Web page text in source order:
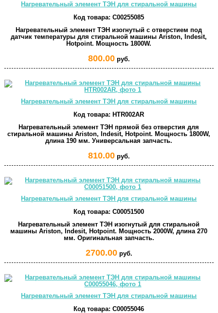
Нагревательный элемент ТЭН для стиральной машины
Код товара: C00255085
Нагревательный элемент ТЭН изогнутый с отверстием под
датчик температуры для стиральной машины Ariston, Indesit,
Hotpoint. Мощность 1800W.
800.00руб.
Нагревательный элемент ТЭН для стиральной машины
Код товара: HTR002AR
Нагревательный элемент ТЭН прямой без отверстия для
стиральной машины Ariston, Indesit, Hotpoint. Мощность 1800W,
длина 190 мм. Универсальная запчасть.
810.00руб.
Нагревательный элемент ТЭН для стиральной машины
Код товара: C00051500
Нагревательный элемент ТЭН изогнутый для стиральной
машины Ariston, Indesit, Hotpoint. Мощность 2000W, длина 270
мм. Оригинальная запчасть.
2700.00руб.
Нагревательный элемент ТЭН для стиральной машины
Код товара: C00055046